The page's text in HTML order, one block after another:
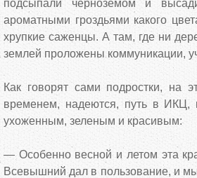
подсыпали черноземом и
ароматными гроздьями какого
хрупкие саженцы. А там, где ни
землей проложены коммуникации,
Как говорят сами подростки, на
временем, надеются, путь в ИКЦ,
ухоженным, зеленым и красивым:
— Особенно весной и летом эта
Всевышний дал в пользование, и